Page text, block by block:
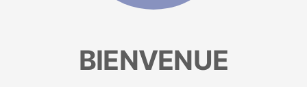
BIENVENUE